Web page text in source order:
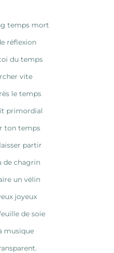
temps mort
réflexion
du temps
vite
le temps
primordial
ton temps
partir
de chagrin
un vélin
joyeux
de soie
musique